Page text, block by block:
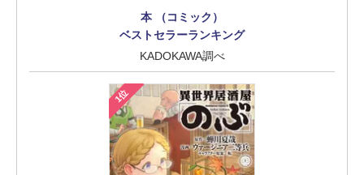
本 （コミック）
ベストセラーランキング
KADOKAWA調べ
1位